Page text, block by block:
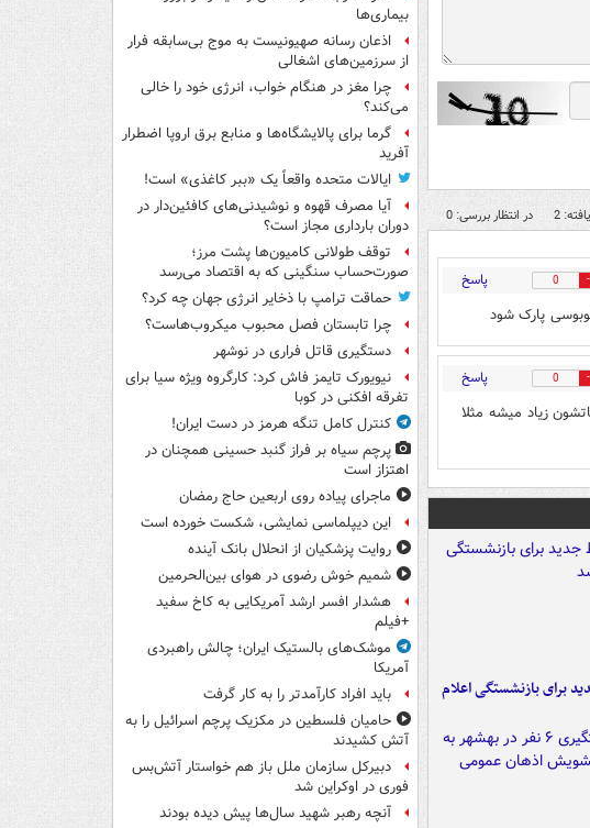
2 در انتظار بررسی: 0
0 پاسخ
پارک شود
0 پاسخ
زیاد میشه مثلا
برای بازنشستگی اعلام
بیماری‌ها
اذعان رسانه صهیونیست به موج بی‌سابقه فرار
از سرزمین‌های اشغالی
چرا مغز در هنگام خواب، انرژی خود را خالی
می‌کند؟
گرما برای پالایشگاه‌ها و منابع برق اروپا اضطرار
آفرید
ایالات متحده واقعاً یک «ببر کاغذی» است!
آیا مصرف قهوه و نوشیدنی‌های کافئین‌دار در
دوران بارداری مجاز است؟
توقف طولانی کامیون‌ها پشت مرز؛
صورت‌حساب سنگینی که به اقتصاد می‌رسد
حماقت ترامپ با ذخایر انرژی جهان چه کرد؟
چرا تابستان فصل محبوب میکروب‌هاست؟
دستگیری قاتل فراری در نوشهر
نیویورک تایمز فاش کرد: کارگروه ویژه سیا برای
تفرقه افکنی در کوبا
کنترل کامل تنگه هرمز در دست ایران!
پرچم سیاه بر فراز گنبد حسینی همچنان در
اهتزاز است
ماجرای پیاده روی اربعین حاج رمضان
این دیپلماسی نمایشی، شکست خورده است
روایت پزشکیان از انحلال بانک آینده
شمیم خوش رضوی در هوای بین‌الحرمین
هشدار افسر ارشد آمریکایی به کاخ سفید
+فیلم
موشک‌های بالستیک ایران؛ چالش راهبردی
آمریکا
باید افراد کارآمدتر را به کار گرفت
حامیان فلسطین در مکزیک پرچم اسرائیل را به
آتش کشیدند
دبیرکل سازمان ملل باز هم خواستار آتش‌بس
فوری در اوکراین شد
آنچه رهبر شهید سال‌ها پیش دیده بودند